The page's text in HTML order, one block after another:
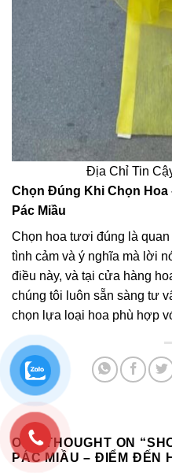
Địa Chỉ Tin
Chọn Đúng Khi Chọn Hoa
Pác Miầu
Chọn hoa tươi đúng là
tình cảm và ý nghĩa mà lời
điều này, và tại cửa hàng
chúng tôi luôn sẵn sàng tư
chọn lựa loại hoa phù hợp
ONE THOUGHT ON “
PÁC MIẦU – ĐIỂM ĐẾN